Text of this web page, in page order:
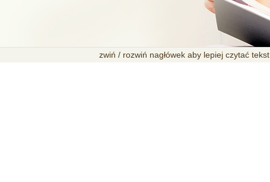
zwiń / rozwiń nagłówek aby lepiej czytać tekst